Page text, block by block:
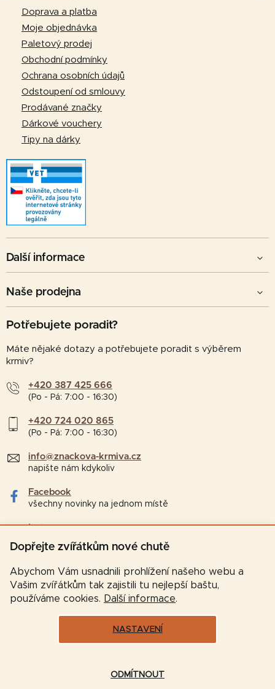
Dopřejte zvířátkům nové chutě
Abychom Vám usnadnili prohlížení našeho webu a
Vašim zvířátkům tak zajistili tu nejlepší baštu,
používáme cookies. Další informace.
NASTAVENÍ
ODMÍTNOUT
Doprava a platba
Moje objednávka
Paletový prodej
Obchodní podmínky
Ochrana osobních údajů
Odstoupení od smlouvy
Prodávané značky
Dárkové vouchery
Tipy na dárky
Další informace
Naše prodejna
Potřebujete poradit?
Máte nějaké dotazy a potřebujete poradit s výběrem
krmiv?
+420 387 425 666
(Po - Pá: 7:00 - 16:30)
+420 724 020 865
(Po - Pá: 7:00 - 16:30)
info@znackova-krmiva.cz
napište nám kdykoliv
Facebook
všechny novinky na jednom místě
Instagram
tipy a zajímavosti pro chovatele
Vytvořil Shoptet